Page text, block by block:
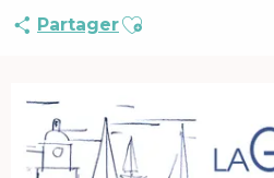
PartagerAjouter aux favoris